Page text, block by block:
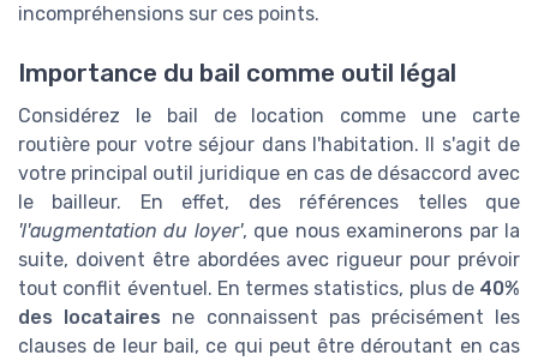
incompréhensions sur ces points.
Importance du bail comme outil légal
Considérez le bail de location comme une carte
routière pour votre séjour dans l'habitation. Il s'agit de
votre principal outil juridique en cas de désaccord avec
le bailleur. En effet, des références telles que
'l'augmentation du loyer', que nous examinerons par la
suite, doivent être abordées avec rigueur pour prévoir
tout conflit éventuel. En termes statistics, plus de 40%
des locataires ne connaissent pas précisément les
clauses de leur bail, ce qui peut être déroutant en cas